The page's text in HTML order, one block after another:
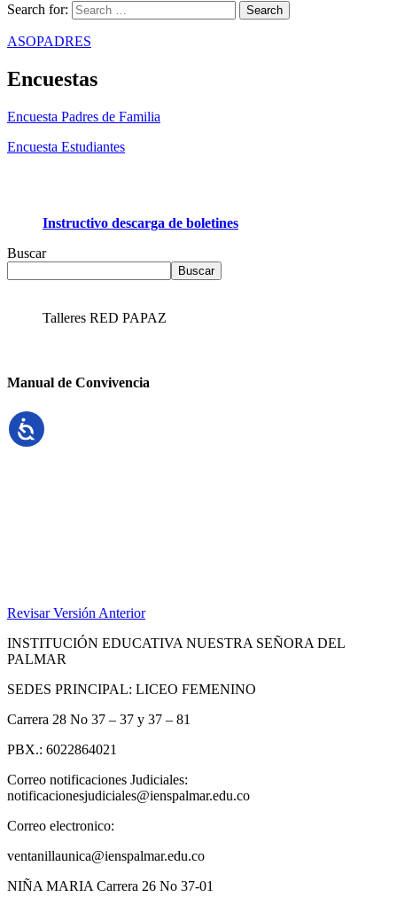
Search for:
ASOPADRES
Encuestas
Encuesta Padres de Familia
Encuesta Estudiantes
Instructivo descarga de boletines
Buscar
Buscar
Talleres RED PAPAZ
Manual de Convivencia
Revisar Versión Anterior
INSTITUCIÓN EDUCATIVA NUESTRA SEÑORA DEL
PALMAR
SEDES PRINCIPAL: LICEO FEMENINO
Carrera 28 No 37 – 37 y 37 – 81
PBX.: 6022864021
Correo notificaciones Judiciales:
notificacionesjudiciales@ienspalmar.edu.co
Correo electronico:
ventanillaunica@ienspalmar.edu.co
NIÑA MARIA Carrera 26 No 37-01